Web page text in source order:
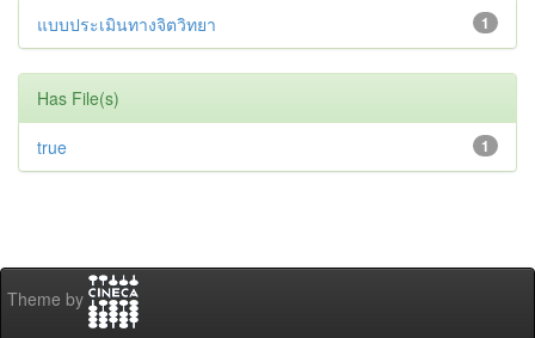
1
แบบประเมินทางจิตวิทยา
Has File(s)
1
true
Theme by